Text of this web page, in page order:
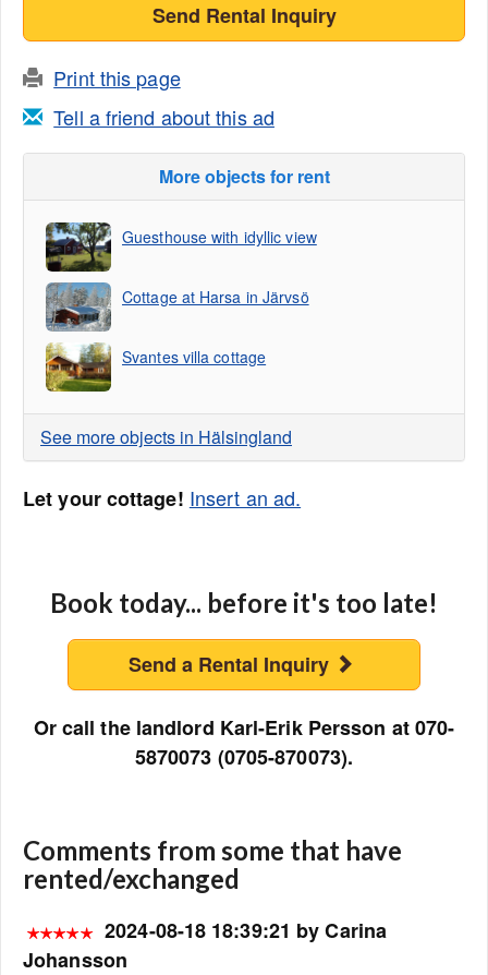
Send Rental Inquiry
Print this page
Tell a friend about this ad
More objects for rent
Guesthouse with idyllic view
Cottage at Harsa in Järvsö
Svantes villa cottage
See more objects in Hälsingland
Let your cottage! Insert an ad.
Book today... before it's too late!
Send a Rental Inquiry
Or call the landlord Karl-Erik Persson at 070-
5870073 (0705-870073).
Comments from some that have
rented/exchanged
2024-08-18 18:39:21 by Carina
Johansson